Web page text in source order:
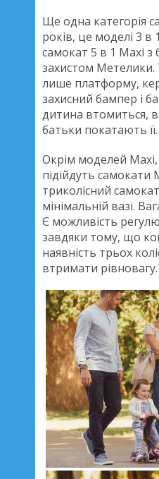
Ще одна категорія
років, це моделі 3 в
самокат 5 в 1 Maxi з
захистом
лише платформу,
захисний бампер і
дитина втомиться,
батьки покатають її.
Окрім моделей Махі,
підійдуть
триколісний
мінімальній вазі.
Є можливість
завдяки тому, що
наявність трьох
втримати рівновагу.